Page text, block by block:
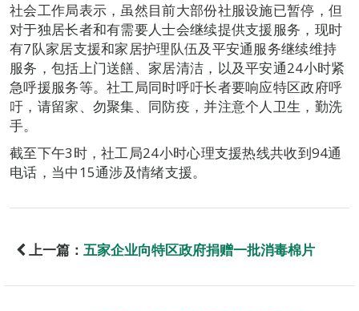
社会工作局表示，虽然目前大部份社服设施已暂停，但
对于独居长者和有需要人士会继续提供支援服务，现时
有7队家居支援和家居护理队伍及平安通服务继续维持
服务，包括上门送饍、家居清洁，以及平安通24小时紧
急呼援服务等。社工局同时呼吁长者要响应特区政府呼
吁，请留家、勿聚集、同防疫，并注意个人卫生，勤洗
手。
截至下午3时，社工局24小时心理支援热线共收到94通
电话，当中15通涉及情绪支援。
上一篇： 五家企业向特区政府捐赠一批消毒棉片